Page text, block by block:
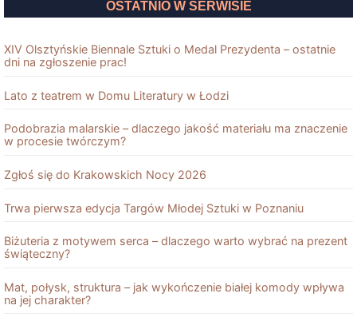
OSTATNIO W SERWISIE
XIV Olsztyńskie Biennale Sztuki o Medal Prezydenta – ostatnie
dni na zgłoszenie prac!
Lato z teatrem w Domu Literatury w Łodzi
Podobrazia malarskie – dlaczego jakość materiału ma znaczenie
w procesie twórczym?
Zgłoś się do Krakowskich Nocy 2026
Trwa pierwsza edycja Targów Młodej Sztuki w Poznaniu
Biżuteria z motywem serca – dlaczego warto wybrać na prezent
świąteczny?
Mat, połysk, struktura – jak wykończenie białej komody wpływa
na jej charakter?